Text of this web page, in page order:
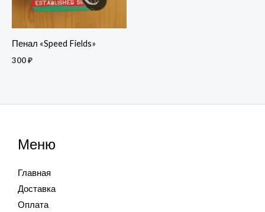
Пенал «Speed Fields»
300₽
Меню
Главная
Доставка
Оплата